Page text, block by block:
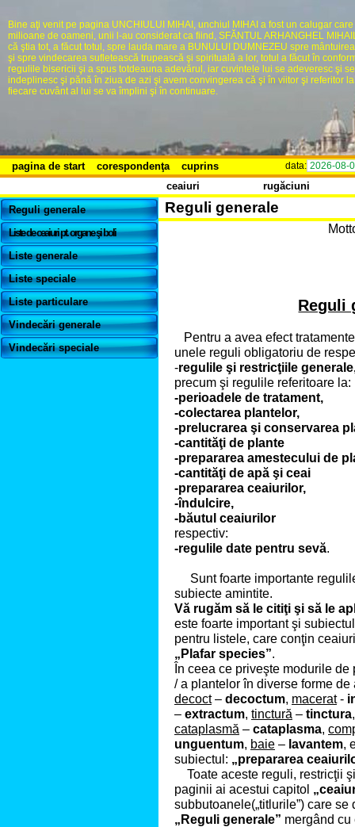
Bine aţi venit pe pagina UNCHIULUI MIHAI, unchiul MIHAI a fost un calugar
milioane de oameni, unii l-au considerat ca fiind, SFĂNTUL ARHANGHEL
că ştia tot, a făcut totul, spre lauda mare a BUNULUI DUMNEZEU spre
şi spre vindecarea sufletească trupească şi spirituală a lor, totul a făcut în
regulile bisericii şi a spus totdeauna adevărul, iar cuvintele lui se adeveresc şi se
indeplinesc şi pănă în ziua de azi şi avem convingerea că şi în viitor şi referitor
fiecare cuvânt al lui se va împlini şi în continuare.
pagina de start corespondenţa cuprins data: 2026-08-
ceaiuri
rugăciuni
Reguli generale
Liste de ceaiuri pt. organe şi boli
Liste generale
Liste speciale
Liste particulare
Vindecări generale
Vindecări speciale
Reguli generale
Reguli
Pentru a avea efect
unele reguli obligatoriu de
-regulile şi restricţiile generale
precum şi regulile referitoare la:
-perioadele de tratament,
-colectarea plantelor,
-prelucrarea şi conservarea
-cantităţi de plante
-prepararea amestecului de
-cantităţi de apă şi ceai
-prepararea ceaiurilor,
-îndulcire,
-băutul ceaiurilor
respectiv:
-regulile date pentru sevă.
Sunt foarte importante
subiecte amintite.
Vă rugăm să le citiţi şi să le
este foarte important şi
pentru listele, care conţin
„Plafar species”.
În ceea ce priveşte modurile
/ a plantelor în diverse forme de
decoct – decoctum, macerat -
– extractum, tinctură – tinctura
cataplasmă – cataplasma,
unguentum, baie – lavantem,
subiectul: „prepararea
Toate aceste reguli, restricţii
paginii ai acestui capitol „
subbutoanele(„titlurile”) care
„Reguli generale” mergând